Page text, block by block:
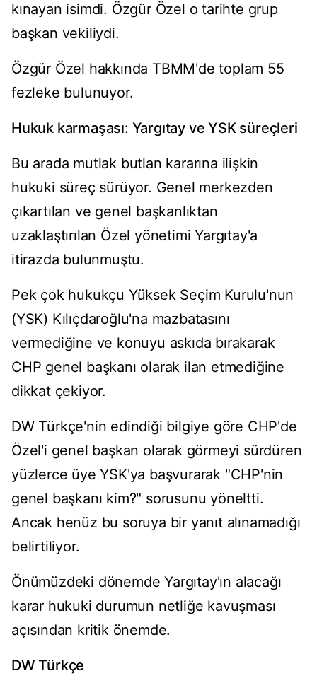
kınayan isimdi. Özgür Özel o tarihte grup
başkan vekiliydi.
Özgür Özel hakkında TBMM'de toplam 55
fezleke bulunuyor.
Hukuk karmaşası: Yargıtay ve YSK süreçleri
Bu arada mutlak butlan kararına ilişkin
hukuki süreç sürüyor. Genel merkezden
çıkartılan ve genel başkanlıktan
uzaklaştırılan Özel yönetimi Yargıtay'a
itirazda bulunmuştu.
Pek çok hukukçu Yüksek Seçim Kurulu'nun
(YSK) Kılıçdaroğlu'na mazbatasını
vermediğine ve konuyu askıda bırakarak
CHP genel başkanı olarak ilan etmediğine
dikkat çekiyor.
DW Türkçe'nin edindiği bilgiye göre CHP'de
Özel'i genel başkan olarak görmeyi sürdüren
yüzlerce üye YSK'ya başvurarak "CHP'nin
genel başkanı kim?" sorusunu yöneltti.
Ancak henüz bu soruya bir yanıt alınamadığı
belirtiliyor.
Önümüzdeki dönemde Yargıtay'ın alacağı
karar hukuki durumun netliğe kavuşması
açısından kritik önemde.
DW Türkçe